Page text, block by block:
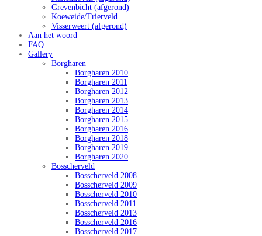
Grevenbicht (afgerond)
Koeweide/Trierveld
Visserweert (afgerond)
Aan het woord
FAQ
Gallery
Borgharen
Borgharen 2010
Borgharen 2011
Borgharen 2012
Borgharen 2013
Borgharen 2014
Borgharen 2015
Borgharen 2016
Borgharen 2018
Borgharen 2019
Borgharen 2020
Bosscherveld
Bosscherveld 2008
Bosscherveld 2009
Bosscherveld 2010
Bosscherveld 2011
Bosscherveld 2013
Bosscherveld 2016
Bosscherveld 2017